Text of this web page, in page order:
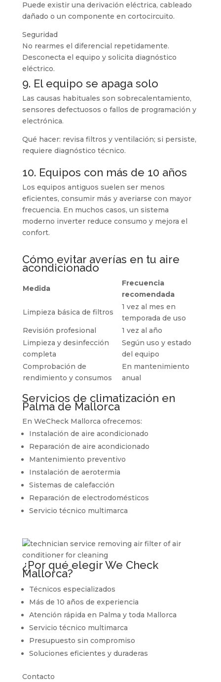
Puede existir una derivación eléctrica, cableado
dañado o un componente en cortocircuito.
Seguridad
No rearmes el diferencial repetidamente.
Desconecta el equipo y solicita diagnóstico
eléctrico.
9. El equipo se apaga solo
Las causas habituales son sobrecalentamiento,
sensores defectuosos o fallos de programación y
electrónica.
Qué hacer: revisa filtros y ventilación; si persiste,
requiere diagnóstico técnico.
10. Equipos con más de 10 años
Los equipos antiguos suelen ser menos
eficientes, consumir más y averiarse con mayor
frecuencia. En muchos casos, un sistema
moderno inverter reduce consumo y mejora el
confort.
Cómo evitar averías en tu aire
acondicionado
Medida
Frecuencia
recomendada
Limpieza básica de filtros
1 vez al mes en
temporada de uso
Revisión profesional
1 vez al año
Limpieza y desinfección
completa
Según uso y estado
del equipo
Comprobación de
rendimiento y consumos
En mantenimiento
anual
Servicios de climatización en
Palma de Mallorca
En WeCheck Mallorca ofrecemos:
Instalación de aire acondicionado
Reparación de aire acondicionado
Mantenimiento preventivo
Instalación de aerotermia
Sistemas de calefacción
Reparación de electrodomésticos
Servicio técnico multimarca
¿Por qué elegir We Check
Mallorca?
Técnicos especializados
Más de 10 años de experiencia
Atención rápida en Palma y toda Mallorca
Servicio técnico multimarca
Presupuesto sin compromiso
Soluciones eficientes y duraderas
Contacto